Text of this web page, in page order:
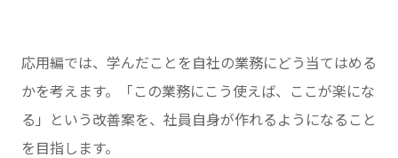
応用編では、学んだことを自社の業務にどう当てはめる
かを考えます。「この業務にこう使えば、ここが楽にな
る」という改善案を、社員自身が作れるようになること
を目指します。